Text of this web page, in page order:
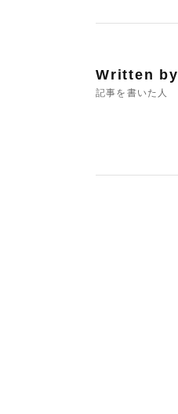
Written by
記事を書いた人